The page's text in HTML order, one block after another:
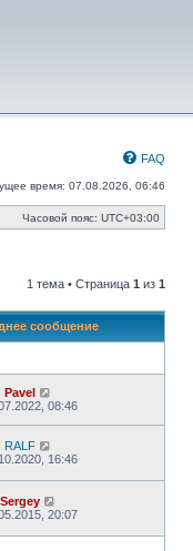
FAQ
время: 07.08.2026, 06:46
Часовой пояс: UTC+03:00
1 тема • Страница 1 из 1
сообщение
Pavel
08:46
RALF
16:46
Sergey
20:07